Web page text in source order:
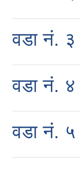
वडा नं. ३
वडा नं. ४
वडा नं. ५